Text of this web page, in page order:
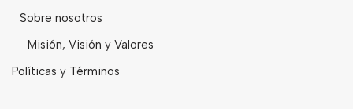
Sobre nosotros
Misión, Visión y Valores
Políticas y Términos